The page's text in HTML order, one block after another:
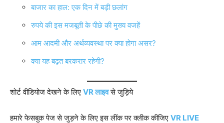
बाजार का हाल: एक दिन में बड़ी छलांग
रुपये की इस मजबूती के पीछे की मुख्य वजहें
आम आदमी और अर्थव्यवस्था पर क्या होगा असर?
क्या यह बढ़त बरकरार रहेगी?
शोर्ट वीडियोज देखने के लिए VR लाइवसे जुड़िये
हमारे फेसबुक पेज से जुड़ने के लिए इस लींक पर क्लीक कीजिए VR LIVE